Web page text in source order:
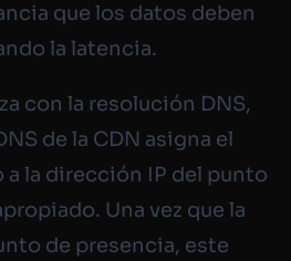
que los datos deben
la latencia.
con la resolución DNS,
de la CDN asigna el
la dirección IP del punto
Una vez que la
de presencia, este